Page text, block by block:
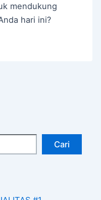
mendukung
hari ini?
Cari